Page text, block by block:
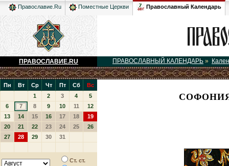
Православие.Ru Поместные Церкви Православный Календарь
ПРАВОСЛАВИЕ.RU ПРАВОСЛАВНЫЙ КАЛЕНДАРЬ »
Пн Вт Ср Чт Пт Сб
Вс
1
2 3 4
5
6
7 8 9 10 11
12
13
14 15 16 17 18
19
20
21 22 23 24 25
26
27
28 29 30 31
Ст. ст.